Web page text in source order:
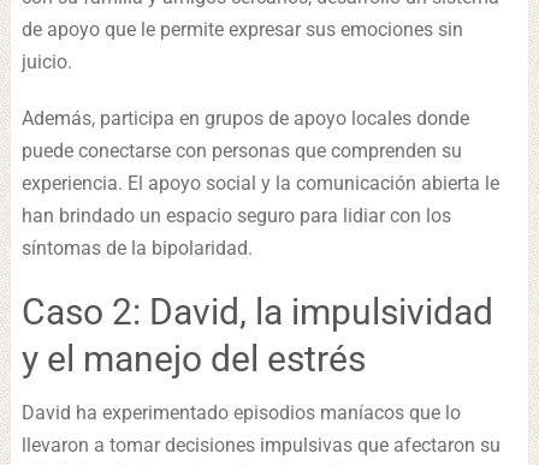
de apoyo que le permite expresar sus emociones sin
juicio.
Además, participa en grupos de apoyo locales donde
puede conectarse con personas que comprenden su
experiencia. El apoyo social y la comunicación abierta le
han brindado un espacio seguro para lidiar con los
síntomas de la bipolaridad.
Caso 2: David, la impulsividad
y el manejo del estrés
David ha experimentado episodios maníacos que lo
llevaron a tomar decisiones impulsivas que afectaron su